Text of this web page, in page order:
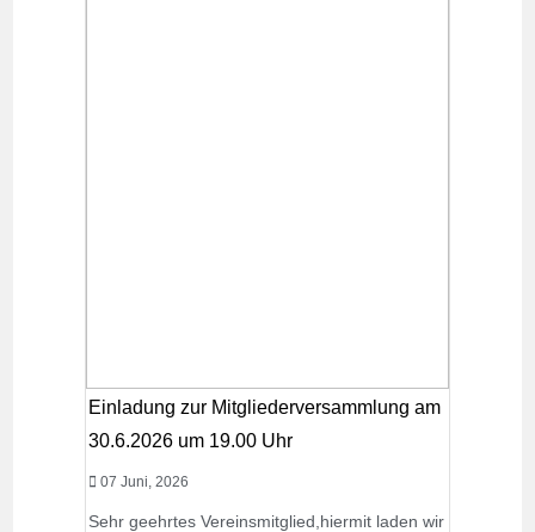
Einladung zur Mitgliederversammlung am
30.6.2026 um 19.00 Uhr
07 Juni, 2026
Sehr geehrtes Vereinsmitglied,hiermit laden wir